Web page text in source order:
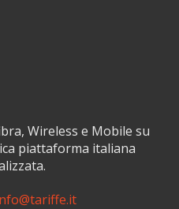
Wireless e Mobile su
piattaforma italiana